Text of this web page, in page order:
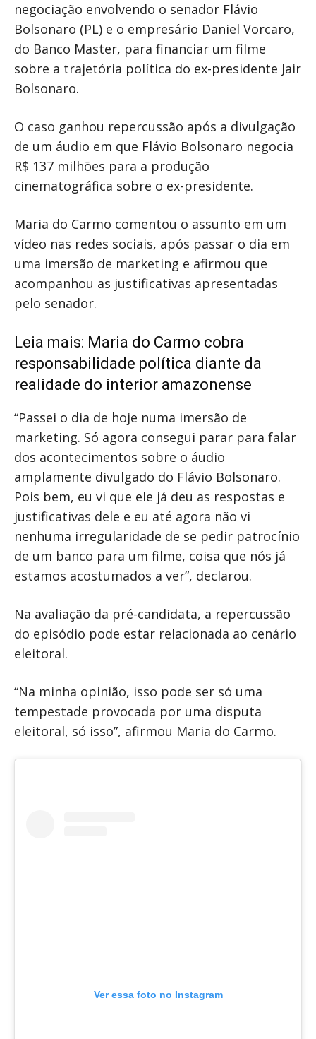
negociação envolvendo o senador Flávio
Bolsonaro (PL) e o empresário Daniel Vorcaro,
do Banco Master, para financiar um filme
sobre a trajetória política do ex-presidente Jair
Bolsonaro.
O caso ganhou repercussão após a divulgação
de um áudio em que Flávio Bolsonaro negocia
R$ 137 milhões para a produção
cinematográfica sobre o ex-presidente.
Maria do Carmo comentou o assunto em um
vídeo nas redes sociais, após passar o dia em
uma imersão de marketing e afirmou que
acompanhou as justificativas apresentadas
pelo senador.
Leia mais: Maria do Carmo cobra
responsabilidade política diante da
realidade do interior amazonense
“Passei o dia de hoje numa imersão de
marketing. Só agora consegui parar para falar
dos acontecimentos sobre o áudio
amplamente divulgado do Flávio Bolsonaro.
Pois bem, eu vi que ele já deu as respostas e
justificativas dele e eu até agora não vi
nenhuma irregularidade de se pedir patrocínio
de um banco para um filme, coisa que nós já
estamos acostumados a ver”, declarou.
Na avaliação da pré-candidata, a repercussão
do episódio pode estar relacionada ao cenário
eleitoral.
“Na minha opinião, isso pode ser só uma
tempestade provocada por uma disputa
eleitoral, só isso”, afirmou Maria do Carmo.
Ver essa foto no Instagram